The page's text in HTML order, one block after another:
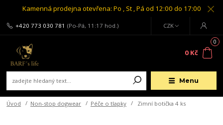
Kamenná prodejna otevřena: Po , St , Pá od 12:00 do 17:00
Menu
CZK
+420 773 030 781 (Po-Pá, 11:17 hod.)
0
0 Kč
Úvod Non-stop dogwear Péče o tlapky Zimní botička 4 ks